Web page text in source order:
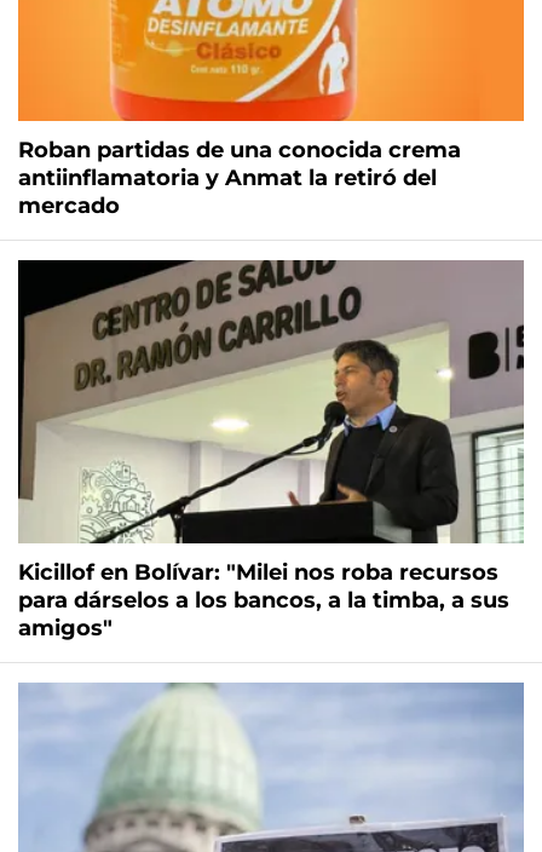
Roban partidas de una conocida crema
antiinflamatoria y Anmat la retiró del
mercado
Kicillof en Bolívar: "Milei nos roba recursos
para dárselos a los bancos, a la timba, a sus
amigos"